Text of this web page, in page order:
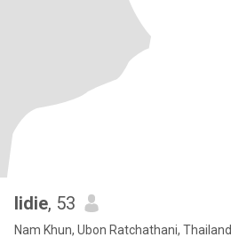
lidie, 53
Nam Khun, Ubon Ratchathani, Thailand